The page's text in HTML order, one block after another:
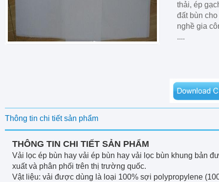
thải, ép
đất bùn
nghề gia
....
Thông tin chi tiết sản phẩm
THÔNG TIN CHI TIẾT SẢN PHẨM
Vải lọc ép bùn hay vải ép bùn hay vải lọc bùn khung bản
xuất và phân phối trên thị trường quốc.
Vật liệu: vải được dùng là loại 100% sợi polypropylene